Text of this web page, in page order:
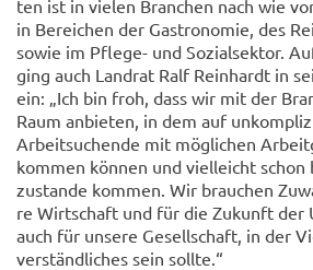
ten ist in vie­len Bran­chen nach wie
in Be­rei­chen der Gas­tro­no­mie, des
sowie im Pflege-​ und So­zi­al­sek­tor.
ging auch Land­rat Ralf Rein­hardt in
ein: „Ich bin froh, dass wir mit der
Raum an­bie­ten, in dem auf
Ar­beit­su­chen­de mit mög­li­chen
kom­men kön­nen und viel­leicht
zu­stan­de kom­men. Wir brau­chen
re Wirt­schaft und für die Zu­kunft der
auch für un­se­re Ge­sell­schaft, in der
ver­ständ­li­ches sein soll­te.“